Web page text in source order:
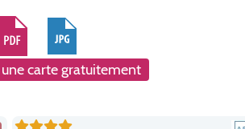
carte gratuitement